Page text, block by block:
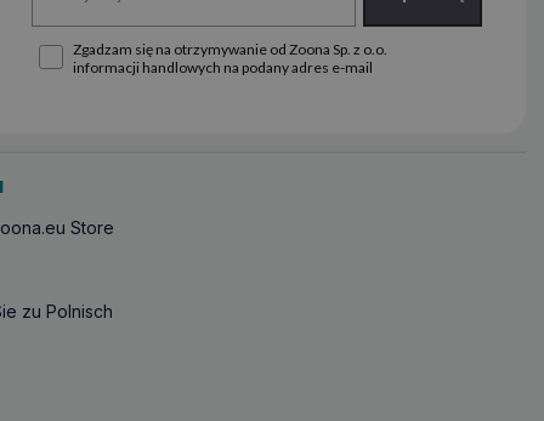
Zgadzam się na otrzymywanie od Zoona Sp. z o.o.
informacji handlowych na podany adres e-mail
Store
zu Polnisch